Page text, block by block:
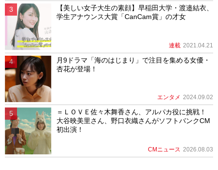
【美しい女子大生の素顔】早稲田大学・渡邉結衣、
学生アナウンス大賞「CanCam賞」の才女
連載 2021.04.21
月9ドラマ「海のはじまり」で注目を集める女優・
杏花が登場！
エンタメ 2024.09.02
＝ＬＯＶＥ佐々木舞香さん、アルパカ役に挑戦！
大谷映美里さん、野口衣織さんがソフトバンクCM
初出演！
CMニュース 2026.08.03